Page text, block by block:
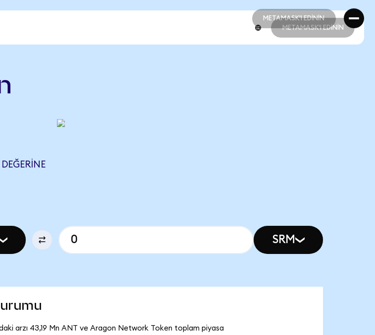
METAMASK'I EDİNİN
METAMASK'I EDİNİN
METAMASK'I EDİNİN
SRM
arzı 43,19 Mn ANT ve Aragon Network Token toplam piyasa